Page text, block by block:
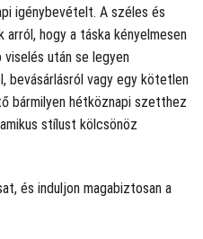
igénybevételt. A széles és
arról, hogy a táska kényelmesen
után se legyen
bevásárlásról vagy egy kötetlen
bármilyen hétköznapi szetthez
stílust kölcsönöz
és induljon magabiztosan a